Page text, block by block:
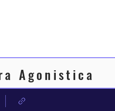
Agonistica